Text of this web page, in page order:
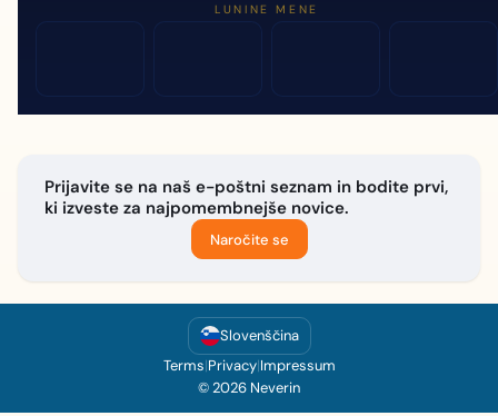
LUNINE MENE
Prijavite se na naš e-poštni seznam in bodite prvi,
ki izveste za najpomembnejše novice.
Naročite se
Slovenščina
Terms|Privacy|Impressum
© 2026 Neverin